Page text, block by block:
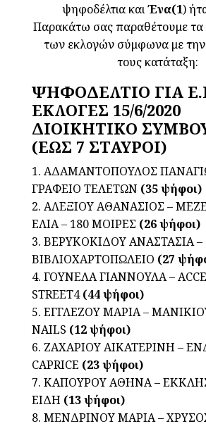
ψηφοδέλτια καιΈνα(1)
Παρακάτω σας παραθέτουμε τα
των εκλογών σύμφωνα με
τους κατάταξη:
ΨΗΦΟΔΕΛΤΙΟ ΓΙΑ
ΕΚΛΟΓΕΣ 15/6/2020
ΔΙΟΙΚΗΤΙΚΟ
(ΕΩΣ 7 ΣΤΑΥΡΟΙ)
1. ΑΔΑΜΑΝΤΟΠΟΥΛΟΣ
ΓΡΑΦΕΙΟ ΤΕΛΕΤΩΝ (35 ψήφοι)
2. ΑΛΕΞΙΟΥ ΑΘΑΝΑΣΙΟΣ –
ΕΛΙΑ – 180 ΜΟΙΡΕΣ (26 ψήφοι)
3. ΒΕΡΥΚΟΚΙΔΟΥ ΑΝΑΣΤΑΣΙΑ –
ΒΙΒΛΙΟΧΑΡΤΟΠΩΛΕΙΟ (27
4. ΓΟΥΝΕΛΑ ΓΙΑΝΝΟΥΛΑ –
STREET4(44 ψήφοι)
5. ΕΓΓΛΕΖΟΥ ΜΑΡΙΑ –
NAILS (12 ψήφοι)
6. ΖΑΧΑΡΙΟΥ ΑΙΚΑΤΕΡΙΝΗ –
CAPRICE (23 ψήφοι)
7. ΚΑΠΟΥΡΟΥ ΑΘΗΝΑ –
ΕΙΔΗ (13 ψήφοι)
8. ΜΕΝΔΡΙΝΟΥ ΜΑΡΙΑ –